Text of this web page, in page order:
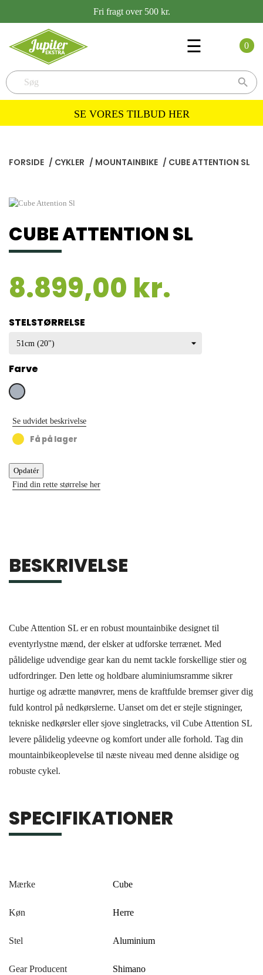
Fri fragt over 500 kr.
Toggle
☰

0
SE VORES TILBUD HER
FORSIDE / CYKLER / MOUNTAINBIKE / CUBE ATTENTION SL
CUBE ATTENTION SL
8.899,00 kr.
STELSTØRRELSE
Farve
Grå
Se udvidet beskrivelse
Få på lager
Find din rette størrelse her
BESKRIVELSE
Cube Attention SL er en robust mountainbike designet til
eventyrlystne mænd, der elsker at udforske terrænet. Med
pålidelige udvendige gear kan du nemt tackle forskellige stier og
udfordringer. Den lette og holdbare aluminiumsramme sikrer
hurtige og adrætte manøvrer, mens de kraftfulde bremser giver dig
fuld kontrol på nedkørslerne. Uanset om det er stejle stigninger,
tekniske nedkørsler eller sjove singletracks, vil Cube Attention SL
levere pålidelig ydeevne og komfort under alle forhold. Tag din
mountainbikeoplevelse til næste niveau med denne alsidige og
robuste cykel.
SPECIFIKATIONER
Mærke Cube
Køn Herre
Stel Aluminium
Gear Producent Shimano